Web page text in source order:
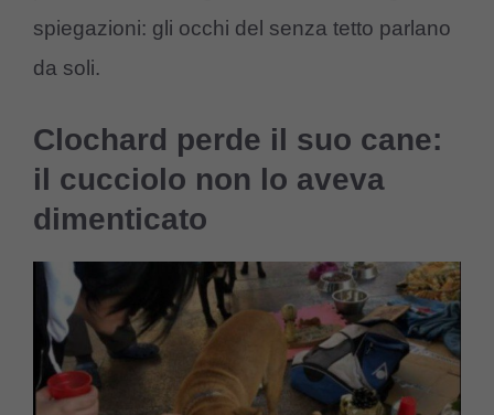
spiegazioni: gli occhi del senza tetto parlano
da soli.
Clochard perde il suo cane:
il cucciolo non lo aveva
dimenticato